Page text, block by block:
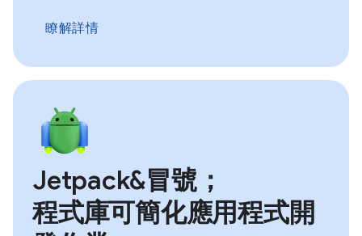
瞭解詳情
Jetpack&冒號；
程式庫可簡化應用程式開